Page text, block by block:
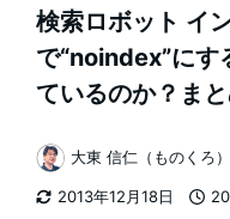
検索ロボット イ
で“noindex”にす
ているのか？まと
2013年12月18日
著
者
大東 信仁（ものくろ）